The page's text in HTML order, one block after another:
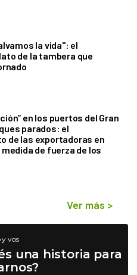
la vida": el
de la tambera que
en los puertos del Gran
parados: el
de las exportadoras en
de fuerza de los
Ver más >
vos
una historia para